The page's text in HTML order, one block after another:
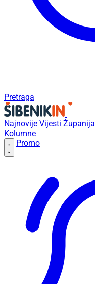
Pretraga
Najnovije Vijesti Županija
Kolumne
Promo